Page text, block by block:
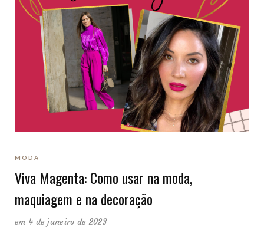
MODA
Viva Magenta: Como usar na moda,
maquiagem e na decoração
em 4 de janeiro de 2023